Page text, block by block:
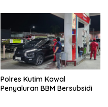
Polres Kutim Kawal
Penyaluran BBM Bersubsidi